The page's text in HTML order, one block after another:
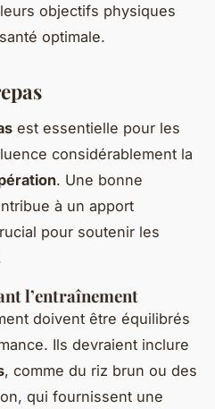
objectifs physiques
optimale.
est essentielle pour les
considérablement la
. Une bonne
à un apport
pour soutenir les
l’entraînement
doivent être équilibrés
Ils devraient inclure
, comme du riz brun ou des
qui fournissent une